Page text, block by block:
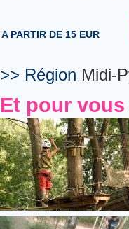
A PARTIR DE 15 EUR
>> Région Midi-
Et pour